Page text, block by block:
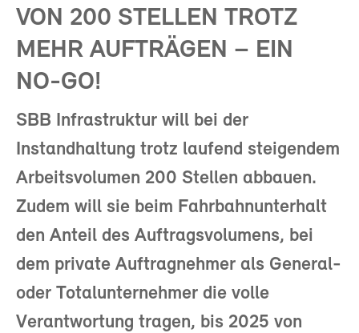
VON 200 STELLEN TROTZ
MEHR AUFTRÄGEN – EIN
NO-GO!
SBB Infrastruktur will bei der
Instandhaltung trotz laufend steigendem
Arbeitsvolumen 200 Stellen abbauen.
Zudem will sie beim Fahrbahnunterhalt
den Anteil des Auftragsvolumens, bei
dem private Auftragnehmer als General-
oder Totalunternehmer die volle
Verantwortung tragen, bis 2025 von